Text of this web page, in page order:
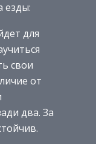
езды:
для
свои
от
два. За